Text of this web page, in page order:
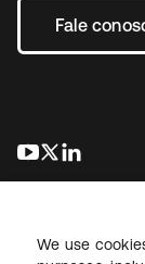
Fale
abre em
abre em
We use